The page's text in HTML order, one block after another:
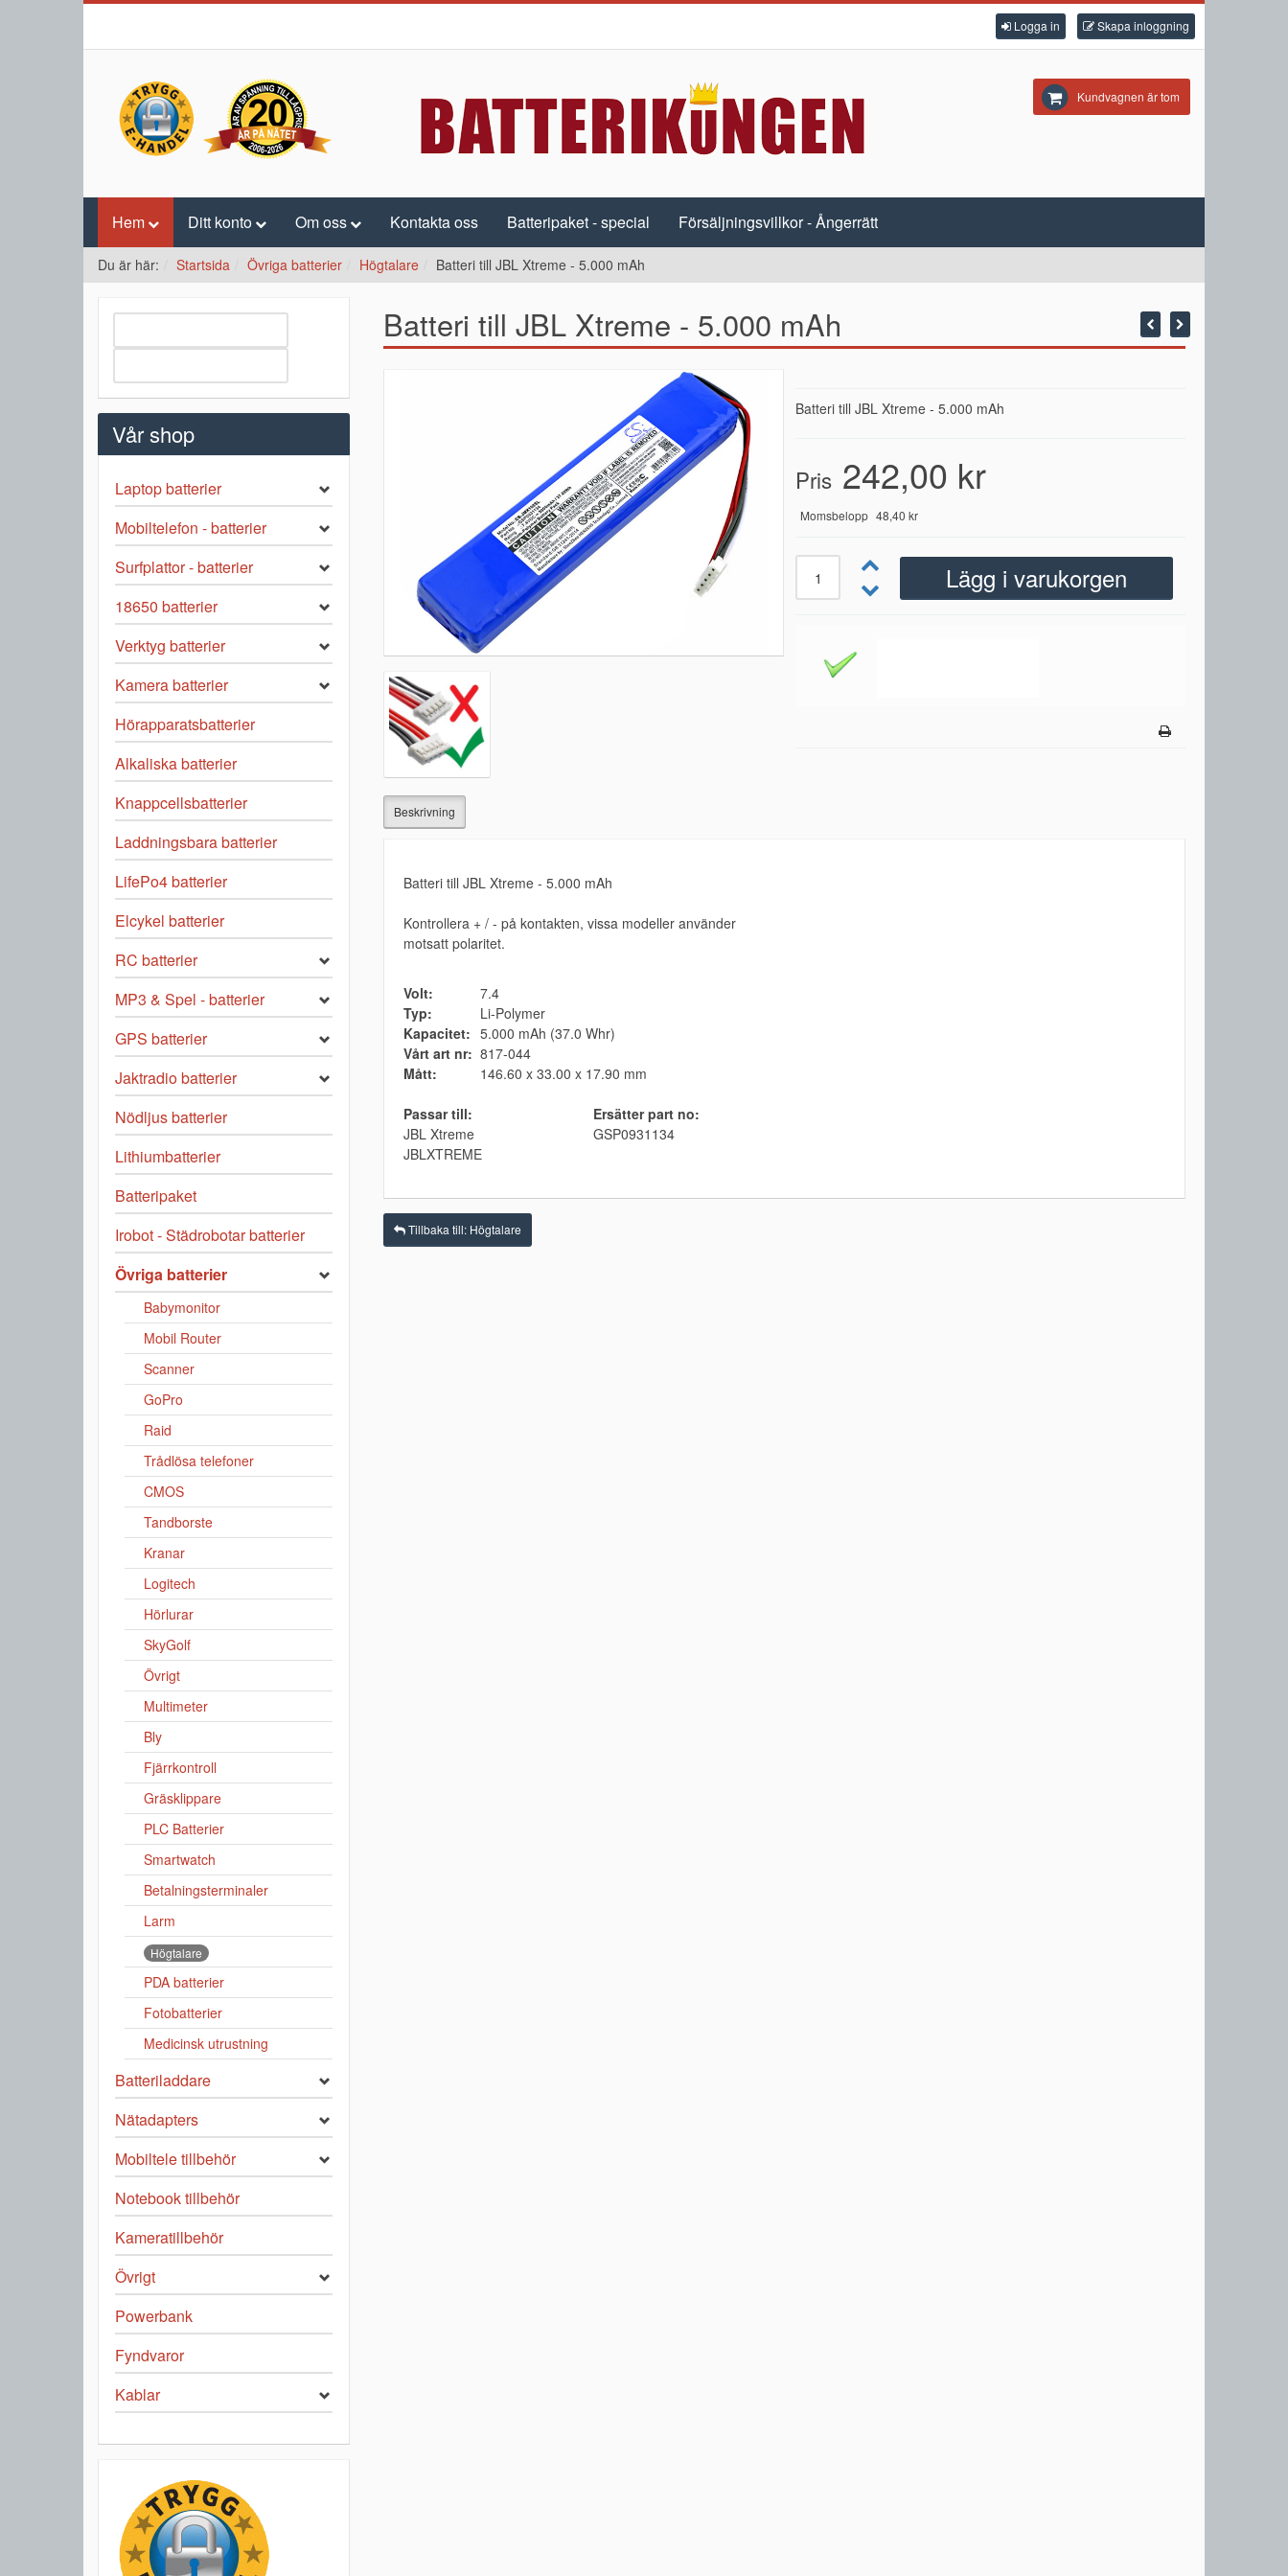
Logga in Skapa inloggning
Kundvagnen är tom
Hem Ditt konto Om oss Kontakta oss Batteripaket - special Försäljningsvillkor - Ångerrätt
Du är här: Startsida Övriga batterier Högtalare Batteri till JBL Xtreme - 5.000 mAh
Batteri till JBL Xtreme - 5.000 mAh
Batteri till JBL Xtreme - 5.000 mAh
Pris 242,00 kr
Momsbelopp 48,40 kr
Beskrivning
Batteri till JBL Xtreme - 5.000 mAh
Kontrollera + / - på kontakten, vissa modeller använder
motsatt polaritet.
Volt:
7.4
Typ:
Li-Polymer
Kapacitet: 5.000 mAh (37.0 Whr)
Vårt art nr: 817-044
Mått:
146.60 x 33.00 x 17.90 mm
Passar till:
Ersätter part no:
JBL Xtreme
JBLXTREME
GSP0931134
Tillbaka till: Högtalare
Vår shop
Laptop batterier
Mobiltelefon - batterier
Surfplattor - batterier
18650 batterier
Verktyg batterier
Kamera batterier
Hörapparatsbatterier
Alkaliska batterier
Knappcellsbatterier
Laddningsbara batterier
LifePo4 batterier
Elcykel batterier
RC batterier
MP3 & Spel - batterier
GPS batterier
Jaktradio batterier
Nödljus batterier
Lithiumbatterier
Batteripaket
Irobot - Städrobotar batterier
Övriga batterier
Babymonitor
Mobil Router
Scanner
GoPro
Raid
Trådlösa telefoner
CMOS
Tandborste
Kranar
Logitech
Hörlurar
SkyGolf
Övrigt
Multimeter
Bly
Fjärrkontroll
Gräsklippare
PLC Batterier
Smartwatch
Betalningsterminaler
Larm
Högtalare
PDA batterier
Fotobatterier
Medicinsk utrustning
Batteriladdare
Nätadapters
Mobiltele tillbehör
Notebook tillbehör
Kameratillbehör
Övrigt
Powerbank
Fyndvaror
Kablar